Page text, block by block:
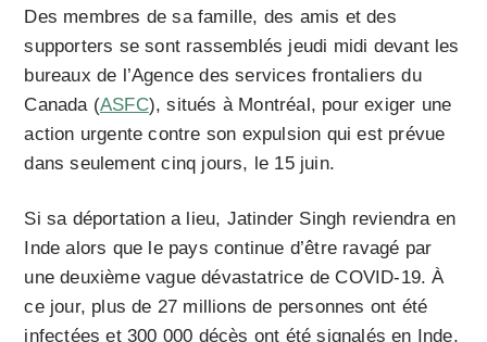
Des membres de sa famille, des amis et des
supporters se sont rassemblés jeudi midi devant les
bureaux de l’Agence des services frontaliers du
Canada (ASFC), situés à Montréal, pour exiger une
action urgente contre son expulsion qui est prévue
dans seulement cinq jours, le 15 juin.
Si sa déportation a lieu, Jatinder Singh reviendra en
Inde alors que le pays continue d’être ravagé par
une deuxième vague dévastatrice de COVID-19. À
ce jour, plus de 27 millions de personnes ont été
infectées et 300 000 décès ont été signalés en Inde,